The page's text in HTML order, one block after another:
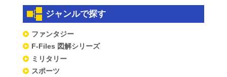
ジャンルで探す
ファンタジー
F-Files 図解シリーズ
ミリタリー
スポーツ